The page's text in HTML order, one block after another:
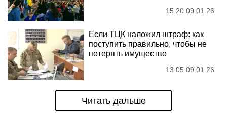
15:20 09.01.26
Если ТЦК наложил штраф: как
поступить правильно, чтобы не
потерять имущество
13:05 09.01.26
Читать дальше